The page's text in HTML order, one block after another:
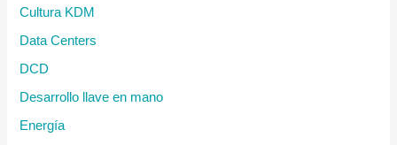
Cultura KDM
Data Centers
DCD
Desarrollo llave en mano
Energía